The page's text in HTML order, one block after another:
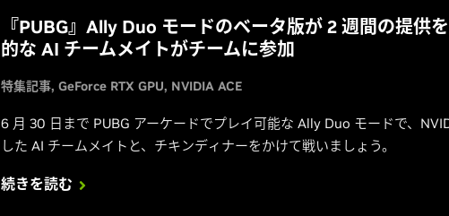
『PUBG』Ally Duo モードのベータ版が 2 週間の提供
的な AI チームメイトがチームに参加
特集記事 GeForce RTX GPU NVIDIA ACE
6 月 30 日まで PUBG アーケードでプレイ可能な Ally Duo モードで、
した AI チームメイトと、チキンディナーをかけて戦いましょう。
続きを読む